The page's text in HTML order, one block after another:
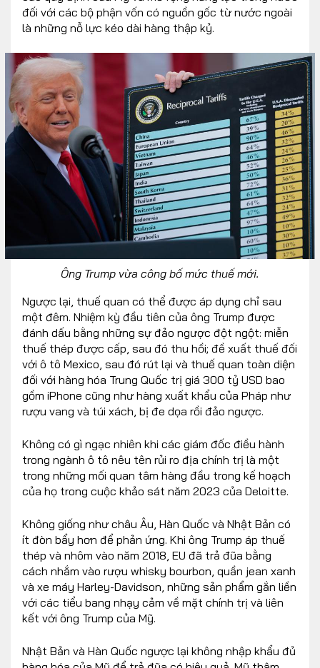
đối với các bộ phận vốn có nguồn gốc từ nước ngoài
là những nỗ lực kéo dài hàng thập kỷ.
Ông Trump vừa công bố mức thuế mới.
Ngược lại, thuế quan có thể được áp dụng chỉ sau
một đêm. Nhiệm kỳ đầu tiên của ông Trump được
đánh dấu bằng những sự đảo ngược đột ngột: miễn
thuế thép được cấp, sau đó thu hồi; đề xuất thuế đối
với ô tô Mexico, sau đó rút lại và thuế quan toàn diện
đối với hàng hóa Trung Quốc trị giá 300 tỷ USD bao
gồm iPhone cũng như hàng xuất khẩu của Pháp như
rượu vang và túi xách, bị đe dọa rồi đảo ngược.
Không có gì ngạc nhiên khi các giám đốc điều hành
trong ngành ô tô nêu tên rủi ro địa chính trị là một
trong những mối quan tâm hàng đầu trong kế hoạch
của họ trong cuộc khảo sát năm 2023 của Deloitte.
Không giống như châu Âu, Hàn Quốc và Nhật Bản có
ít đòn bẩy hơn để phản ứng. Khi ông Trump áp thuế
thép và nhôm vào năm 2018, EU đã trả đũa bằng
cách nhắm vào rượu whisky bourbon, quần jean xanh
và xe máy Harley-Davidson, những sản phẩm gắn liền
với các tiểu bang nhạy cảm về mặt chính trị và liên
kết với ông Trump của Mỹ.
Nhật Bản và Hàn Quốc ngược lại không nhập khẩu đủ